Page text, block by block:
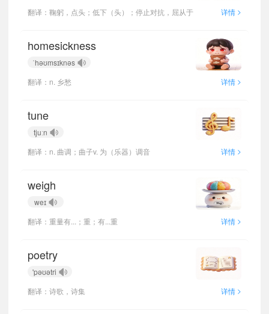
翻译：鞠躬，点头；低下（头）；停止对抗，屈从于
详情 >
homesickness
ˈhəʊmsɪknəs
翻译：n. 乡愁
详情 >
tune
tjuːn
翻译：n. 曲调；曲子v. 为（乐器）调音
详情 >
weigh
weɪ
翻译：重量有...；重；有...重
详情 >
poetry
'pəʊətri
翻译：诗歌，诗集
详情 >